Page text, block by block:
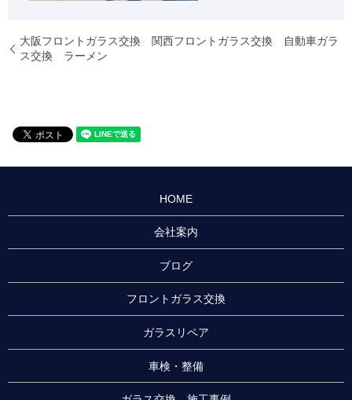
大阪フロントガラス交換 関西フロントガラス交換 自動車ガラ
ス交換 ラーメン
HOME
会社案内
ブログ
フロントガラス交換
ガラスリペア
車検・整備